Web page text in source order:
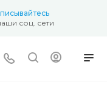
соц. сети